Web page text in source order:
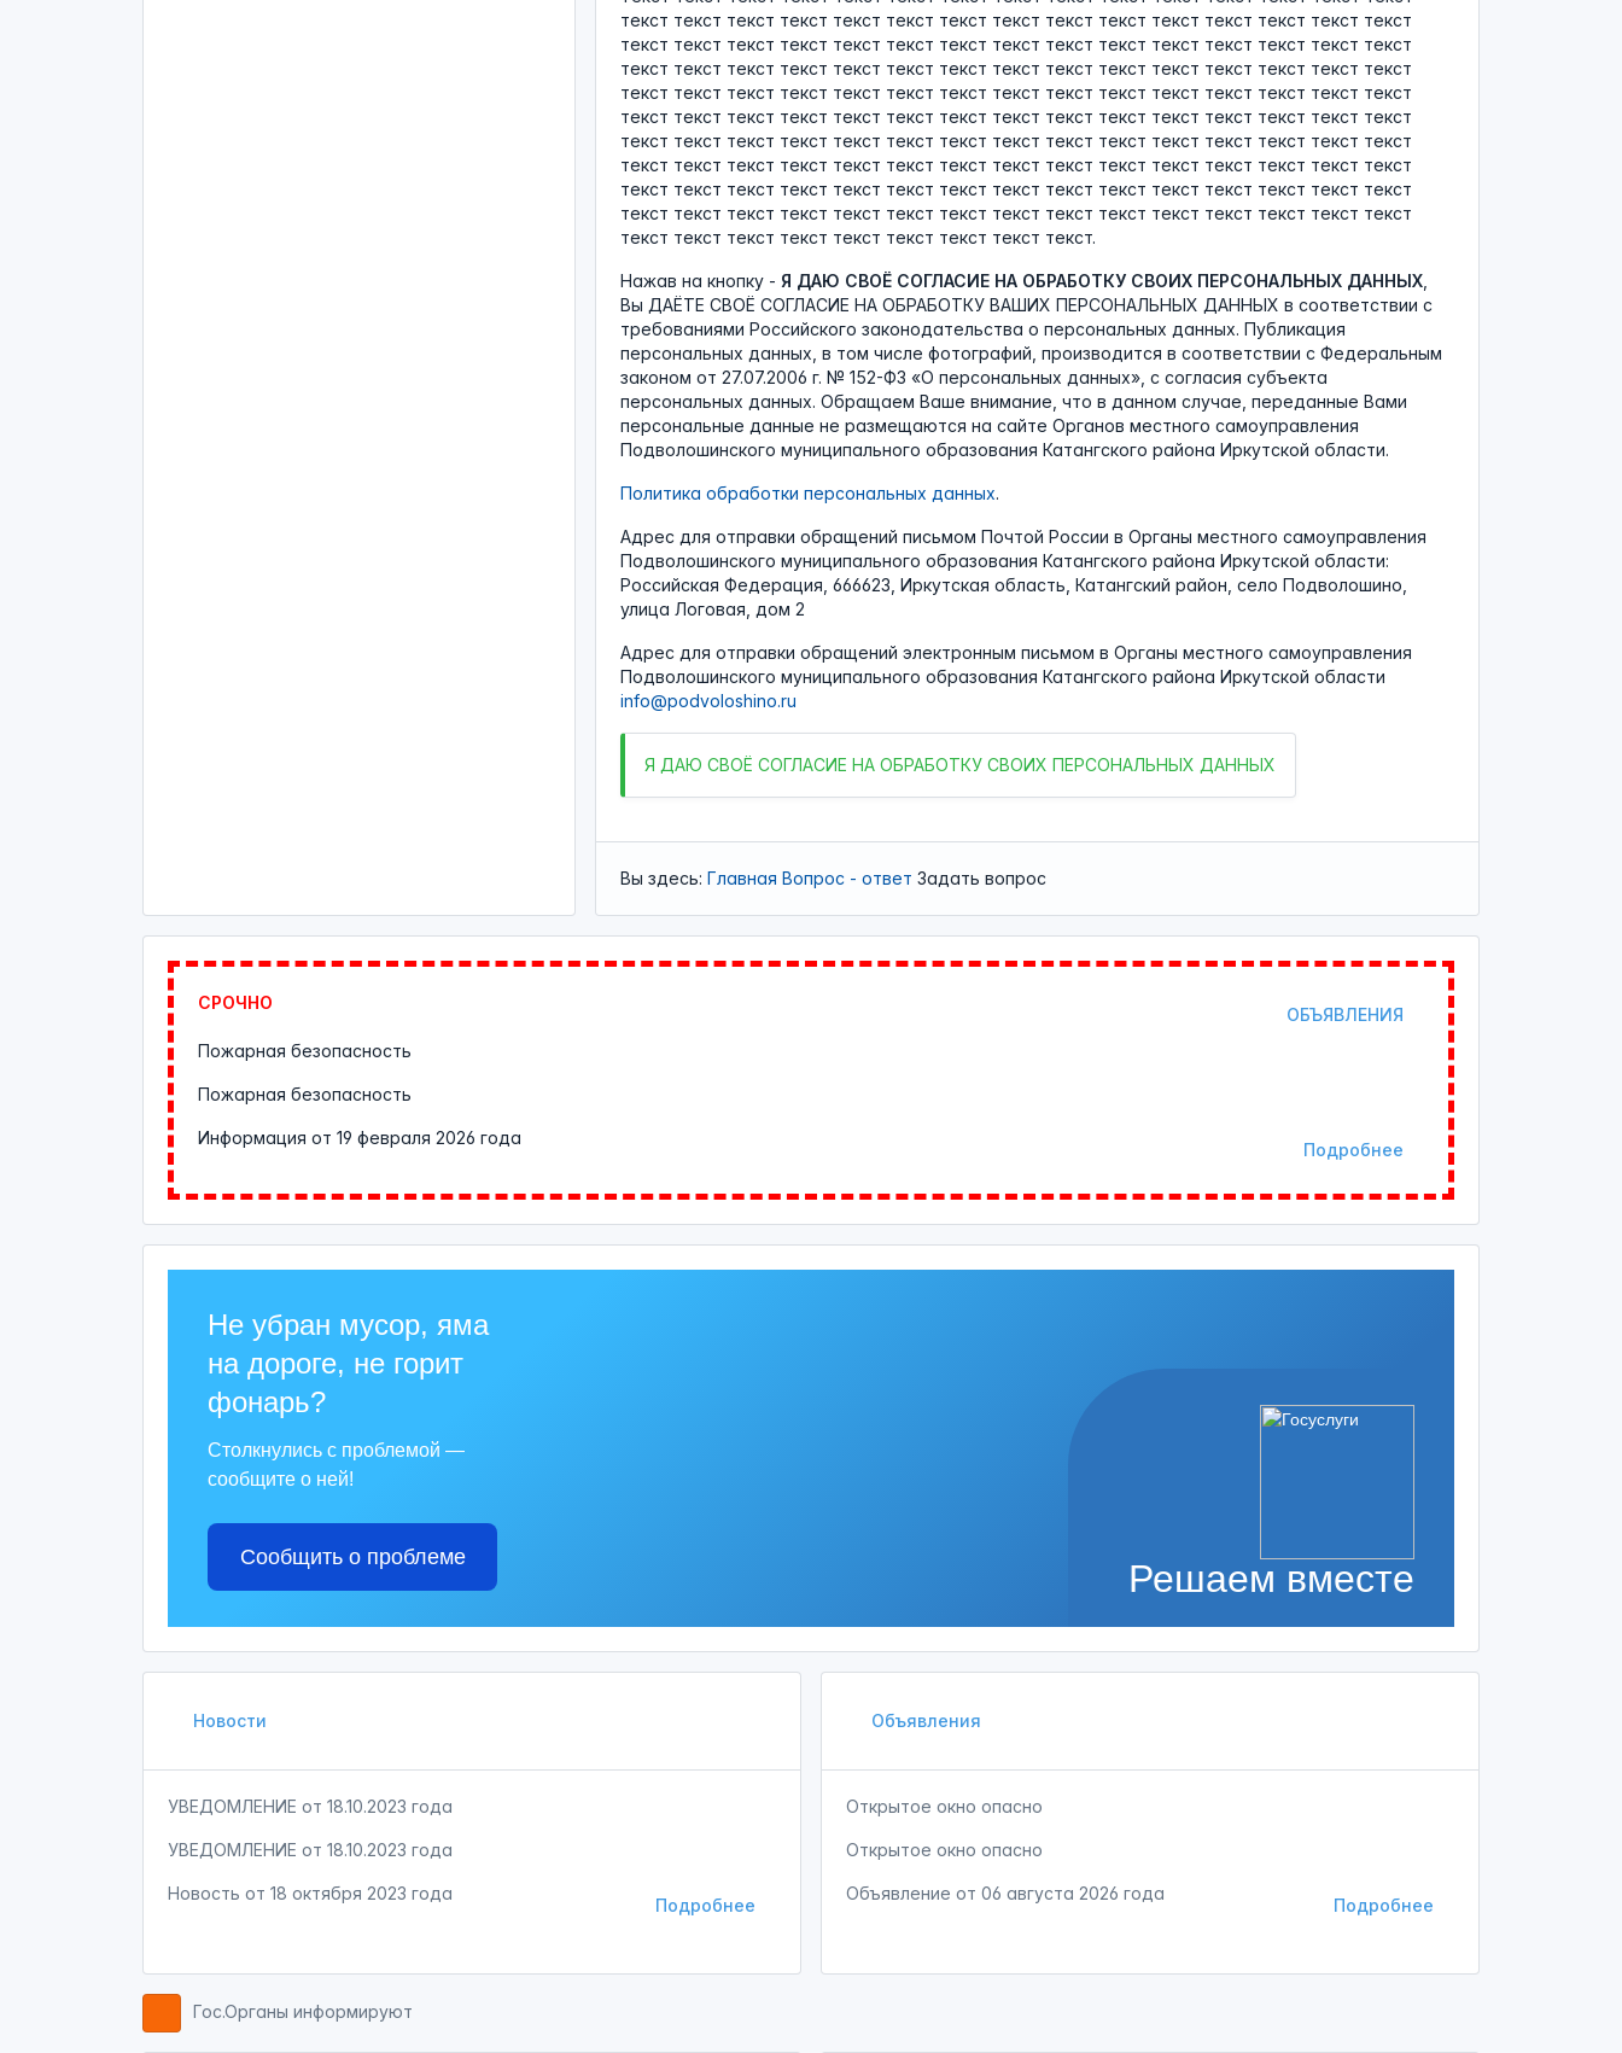
текст текст текст текст текст текст текст текст текст текст текст текст текст текст текст
текст текст текст текст текст текст текст текст текст текст текст текст текст текст текст
текст текст текст текст текст текст текст текст текст текст текст текст текст текст текст
текст текст текст текст текст текст текст текст текст текст текст текст текст текст текст
текст текст текст текст текст текст текст текст текст текст текст текст текст текст текст
текст текст текст текст текст текст текст текст текст текст текст текст текст текст текст
текст текст текст текст текст текст текст текст текст текст текст текст текст текст текст
текст текст текст текст текст текст текст текст текст текст текст текст текст текст текст
текст текст текст текст текст текст текст текст текст текст текст текст текст текст текст
текст текст текст текст текст текст текст текст текст.
Нажав на кнопку - Я ДАЮ СВОЁ СОГЛАСИЕ НА ОБРАБОТКУ СВОИХ ПЕРСОНАЛЬНЫХ ДАННЫХ,
Вы ДАЁТЕ СВОЁ СОГЛАСИЕ НА ОБРАБОТКУ ВАШИХ ПЕРСОНАЛЬНЫХ ДАННЫХ в соответствии с
требованиями Российского законодательства о персональных данных. Публикация
персональных данных, в том числе фотографий, производится в соответствии с Федеральным
законом от 27.07.2006 г. № 152-ФЗ «О персональных данных», с согласия субъекта
персональных данных. Обращаем Ваше внимание, что в данном случае, переданные Вами
персональные данные не размещаются на сайте Органов местного самоуправления
Подволошинского муниципального образования Катангского района Иркутской области.
Политика обработки персональных данных.
Адрес для отправки обращений письмом Почтой России в Органы местного самоуправления
Подволошинского муниципального образования Катангского района Иркутской области:
Российская Федерация, 666623, Иркутская область, Катангский район, село Подволошино,
улица Логовая, дом 2
Адрес для отправки обращений электронным письмом в Органы местного самоуправления
Подволошинского муниципального образования Катангского района Иркутской области
info@podvoloshino.ru
Я ДАЮ СВОЁ СОГЛАСИЕ НА ОБРАБОТКУ СВОИХ ПЕРСОНАЛЬНЫХ ДАННЫХ
Вы здесь: Главная Вопрос - ответ Задать вопрос
СРОЧНО
ОБЪЯВЛЕНИЯ
Пожарная безопасность
Пожарная безопасность
Подробнее
Информация от 19 февраля 2026 года
Решаем вместе
Не убран мусор, яма
на дороге, не горит
фонарь?
Столкнулись с проблемой —
сообщите о ней!
Сообщить о проблеме
Новости
УВЕДОМЛЕНИЕ от 18.10.2023 года
УВЕДОМЛЕНИЕ от 18.10.2023 года
Подробнее
Новость от 18 октября 2023 года
Объявления
Открытое окно опасно
Открытое окно опасно
Подробнее
Объявление от 06 августа 2026 года
Гос.Органы информируют